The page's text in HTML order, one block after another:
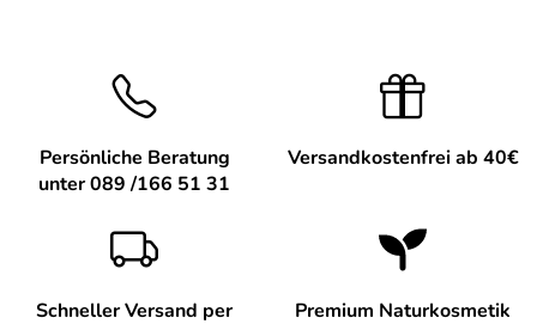
Persönliche Beratung
unter 089 /166 51 31
Versandkostenfrei ab 40€
Schneller Versand per
Premium Naturkosmetik